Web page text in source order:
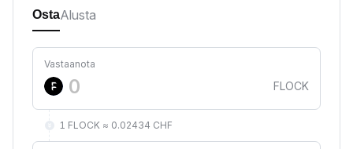
OstaAlusta
Vastaanota
FLOCK
1 FLOCK ≈ 0.02434 CHF